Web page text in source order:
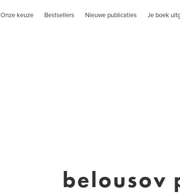
Onze keuze Bestsellers Nieuwe publicaties Je boek
belousov